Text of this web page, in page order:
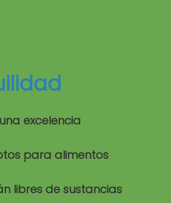
excelencia
para alimentos
libres de sustancias